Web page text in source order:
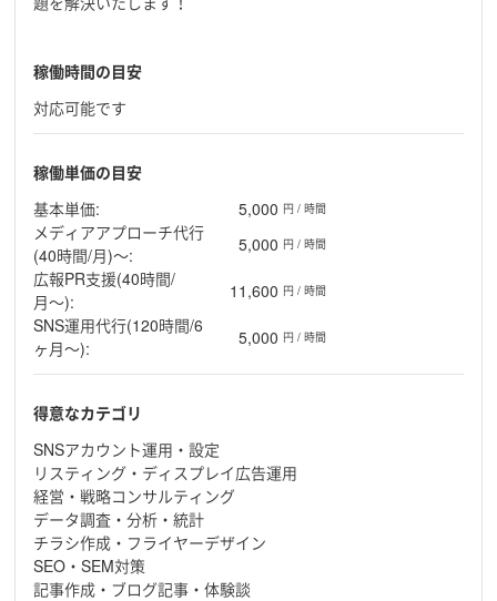
稼働時間の目安
対応可能です
稼働単価の目安
基本単価:
5,000 円 / 時間
メディアアプローチ代行
(40時間/月)〜:
5,000 円 / 時間
広報PR支援(40時間/
月〜):
11,600 円 / 時間
SNS運用代行(120時間/6
ヶ月〜):
5,000 円 / 時間
得意なカテゴリ
SNSアカウント運用・設定
リスティング・ディスプレイ広告運用
経営・戦略コンサルティング
データ調査・分析・統計
チラシ作成・フライヤーデザイン
SEO・SEM対策
記事作成・ブログ記事・体験談